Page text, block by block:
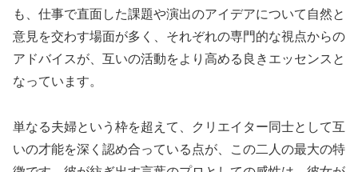
も、仕事で直面した課題や演出のアイデアについて自然と
意見を交わす場面が多く、それぞれの専門的な視点からの
アドバイスが、互いの活動をより高める良きエッセンスと
なっています。
単なる夫婦という枠を超えて、クリエイター同士として互
いの才能を深く認め合っている点が、この二人の最大の特